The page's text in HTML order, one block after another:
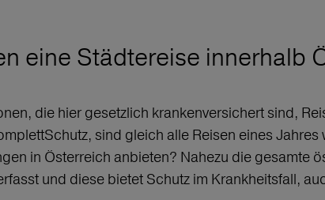
eine Städtereise innerhalb
die hier gesetzlich krankenversichert sind,
sind gleich alle Reisen eines
in Österreich anbieten? Nahezu die gesamte
und diese bietet Schutz im Krankheitsfall,